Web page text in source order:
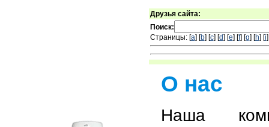
Друзья сайта:
Поиск:
Страницы: [a] [b] [c] [d] [e] [f] [g] [h] [i
О нас
Наша